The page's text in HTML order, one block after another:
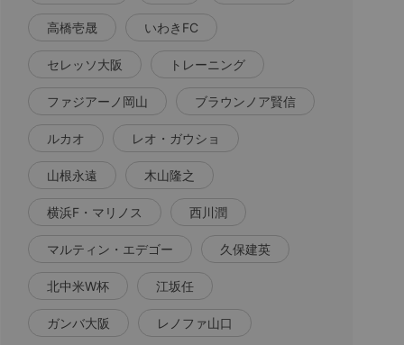
高橋壱晟 いわきFC
セレッソ大阪 トレーニング
ファジアーノ岡山 ブラウンノア賢信
ルカオ レオ・ガウショ
山根永遠 木山隆之
横浜F・マリノス 西川潤
マルティン・エデゴー 久保建英
北中米W杯 江坂任
ガンバ大阪 レノファ山口